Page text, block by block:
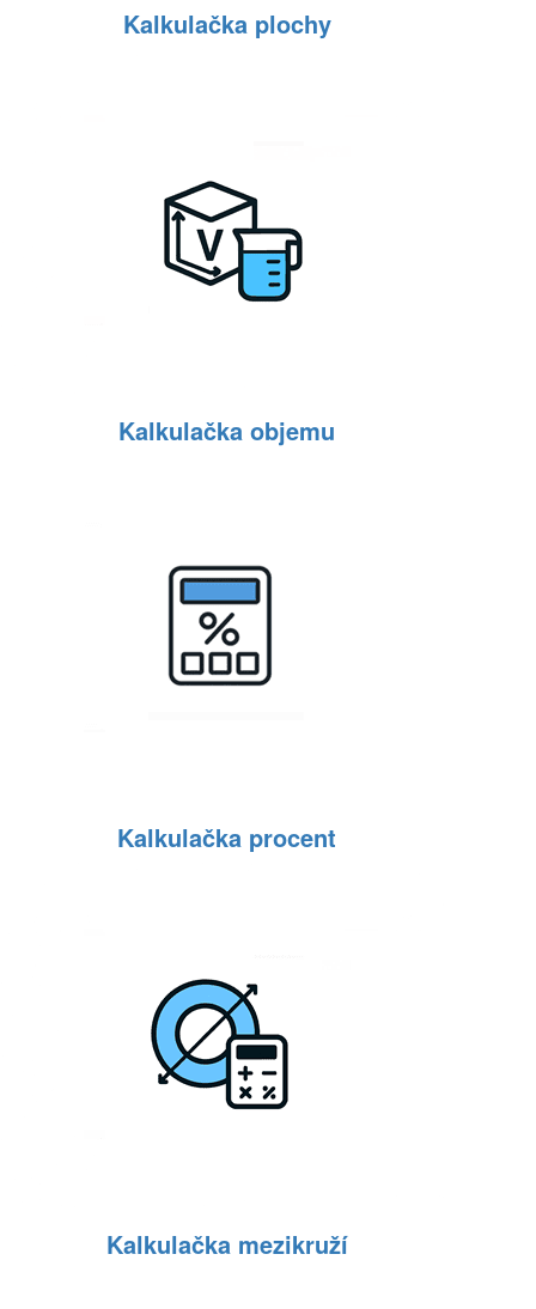
Kalkulačka plochy
Kalkulačka objemu
Kalkulačka procent
Kalkulačka mezikruží